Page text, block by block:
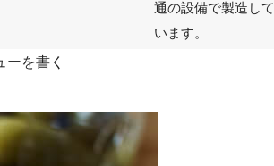
通の設備で製造して
います。
ーを書く